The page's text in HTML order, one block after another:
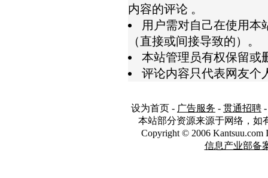
内容的评论 。
用户需对自己在使用本
（直接或间接导致的）。
本站管理员有权保留或
评论内容只代表网友个
设为首页 - 广告服务 - 贯通招聘
本站部分资源来源于网络，如
Copyright © 2006
信息产业部备